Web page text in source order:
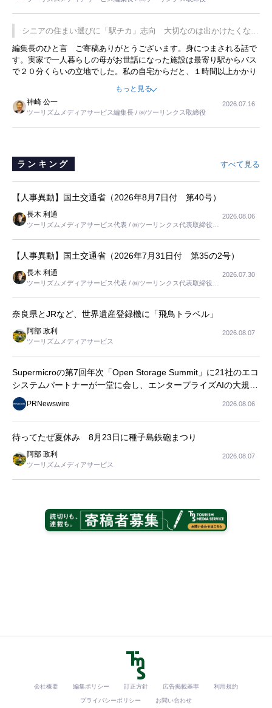
の何かを理解してもらっていることです。 もう一つは1800円もする
プレミアムヨーグルトを販売するにあたり、社内に懸念もあったそう
です。永井社長は、駐車場に都内ナンバーの高級外車が停まっている
ことに目をつけ、高級商品でも売れると確信したそうです。今回の記
事を懐かしく読みました。
シニアの住まい選びに「駅チカ」志向 大切なのは出かけたくなる
暮らし
編集長のひと言 ご寄稿ありがとうございます。身につまされる話で
す。実家で一人暮らしの母がお世話になった施設は最寄り駅からバス
で２０分くらいの立地でした。私の自宅からだと、１時間以上かかり
ました。母の住まいから近いという理由で、その施設を選択したので
すが、私と妹にとっては、半日仕事ででした。シニアの住まい選び
は、当人だけではなく、世話をする家族の足の便も考えない外池ない
と思いました。
もっと見る
神崎 公一
ツーリズムメディアサービス編集長 / ㈱ツーリンクス取締役
2026.07.16
ランキング すべて見る
【人事異動】国土交通省（2026年8月7日付 第40号）
長木 利通
ツーリズムメディアサービス代表 / ㈱ツーリンクス代表取締役社
2026.08.06
【人事異動】国土交通省（2026年7月31日付 第35の2号）
長木 利通
ツーリズムメディアサービス代表 / ㈱ツーリンクス代表取締役社
2026.07.30
奈良県とJRなど、世界遺産登録機に「飛鳥トラベル」
阿部 政利
ツーリズムメディアサービス
2026.08.07
Supermicroの第7回年次「Open Storage Summit」に21社のエコ
システムパートナーが一堂に会し、エンタープライズAIの大規模
導入に関する実践的なガイダンスを共有
PRNewswire 2026.08.06
待ってたぜ夏休み 8月23日に種子島鉄砲まつり
阿部 政利
ツーリズムメディアサービス
2026.08.07
会社概要 編集ポリシー 訂正方針 広告掲載基準 利用規約
プライバシーポリシー お問い合わせ